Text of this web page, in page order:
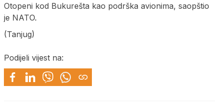
Otopeni kod Bukurešta kao podrška avionima, saopštio
je NATO.
(Tanjug)
Podijeli vijest na: